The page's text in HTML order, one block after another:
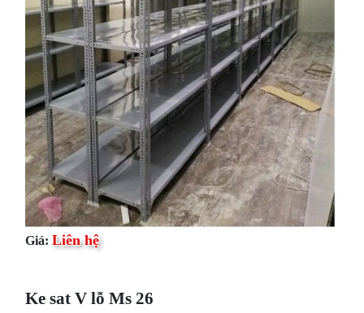
Giá: Liên hệ
Ke sat V lỗ Ms 26